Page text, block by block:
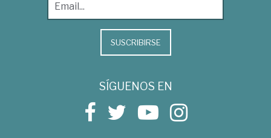
SUSCRIBIRSE
SÍGUENOS EN